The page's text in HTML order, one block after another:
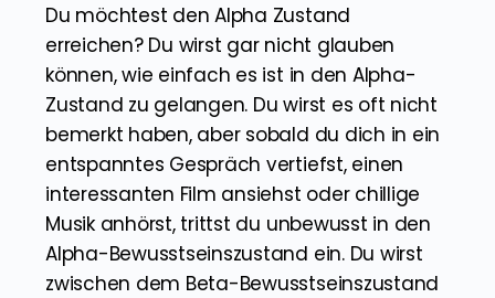
Du möchtest den Alpha Zustand
erreichen? Du wirst gar nicht glauben
können, wie einfach es ist in den Alpha-
Zustand zu gelangen. Du wirst es oft nicht
bemerkt haben, aber sobald du dich in ein
entspanntes Gespräch vertiefst, einen
interessanten Film ansiehst oder chillige
Musik anhörst, trittst du unbewusst in den
Alpha-Bewusstseinszustand ein. Du wirst
zwischen dem Beta-Bewusstseinszustand